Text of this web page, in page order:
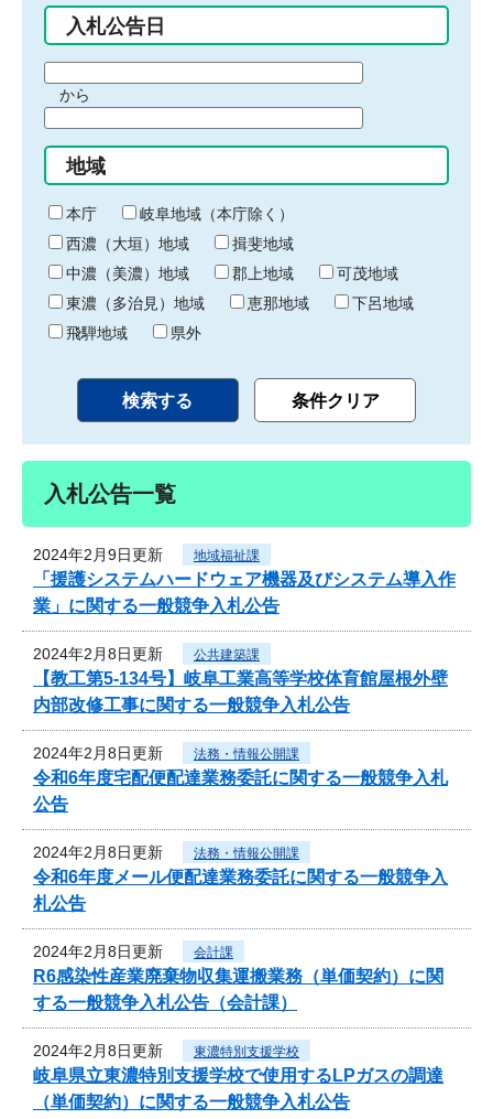
入札公告日
間
始
り
から
間
終
わ
り
地域
本庁
岐阜地域（本庁除く）
西濃（大垣）地域
揖斐地域
中濃（美濃）地域
郡上地域
可茂地域
東濃（多治見）地域
恵那地域
下呂地域
飛騨地域
県外
入札公告一覧
2024年2月9日更新 地域福祉課
「援護システムハードウェア機器及びシステム導入作
業」に関する一般競争入札公告
2024年2月8日更新 公共建築課
【教工第5-134号】岐阜工業高等学校体育館屋根外壁
内部改修工事に関する一般競争入札公告
2024年2月8日更新 法務・情報公開課
令和6年度宅配便配達業務委託に関する一般競争入札
公告
2024年2月8日更新 法務・情報公開課
令和6年度メール便配達業務委託に関する一般競争入
札公告
2024年2月8日更新 会計課
R6感染性産業廃棄物収集運搬業務（単価契約）に関
する一般競争入札公告（会計課）
2024年2月8日更新 東濃特別支援学校
岐阜県立東濃特別支援学校で使用するLPガスの調達
（単価契約）に関する一般競争入札公告